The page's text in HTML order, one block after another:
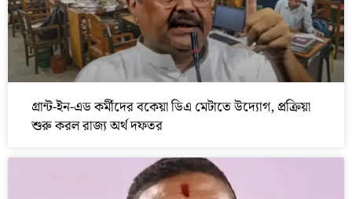
গ্রান্ট-ইন-এড কর্মীদের বকেয়া ডিএ মেটাতে উদ্যোগ, প্রক্রিয়া
শুরু করল রাজ্য অর্থ দফতর